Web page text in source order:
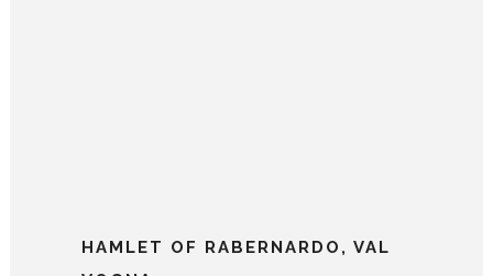
HAMLET OF RABERNARDO, VAL